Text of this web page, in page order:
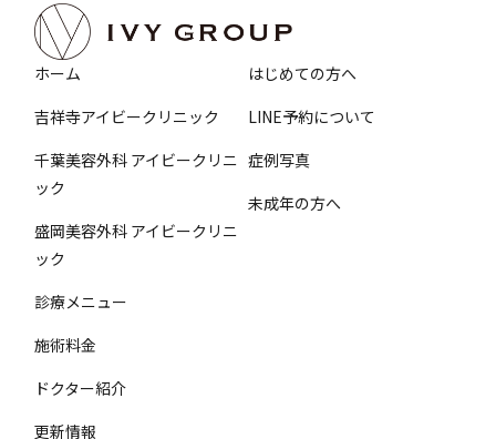
ホーム
吉祥寺アイビークリニック
千葉美容外科 アイビークリニ
ック
盛岡美容外科 アイビークリニ
ック
診療メニュー
施術料金
ドクター紹介
はじめての方へ
LINE予約について
症例写真
未成年の方へ
更新情報